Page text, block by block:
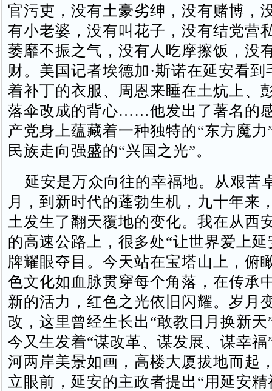
官污吏，没有土豪劣绅，没有赌博，
有小老婆，没有叫花子，没有结党营
萎靡不振之气，没有人吃摩擦饭，没
财。美国记者埃德加·斯诺在延安看
着补丁的衣服、周恩来睡在土炕上、
落伞改成的背心……他发出了著名的
产党身上蕴藏着一种独特的“东方魔
民族走向强盛的“兴国之光”。
延安是万众向往的幸福地。从艰苦
月，到新时代的蓬勃生机，九十年来
土发生了翻天覆地的变化。我在从西
的高速公路上，很多处“让世界爱上
牌耀眼夺目。今天站在宝塔山上，俯
色文化如血脉贯穿每个角落，在传承
新的活力，红色之光依旧闪耀。岁月
改，这里曾经生长出“敢教日月换新
今又生发着“谋改革、谋发展、谋幸福
河两岸美景如画，高楼大厦拔地而起
立眼前，延安的主政者提出“用延安